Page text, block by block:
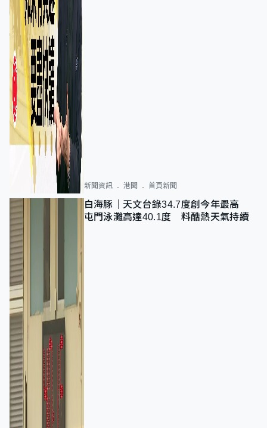
新聞資訊 港聞 首頁新聞
白海豚｜天文台錄34.7度創今年最高
屯門泳灘高達40.1度 料酷熱天氣持續